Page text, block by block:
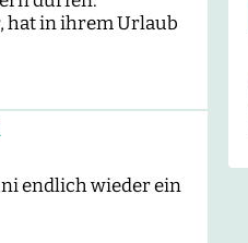
hat in ihrem Urlaub
endlich wieder ein